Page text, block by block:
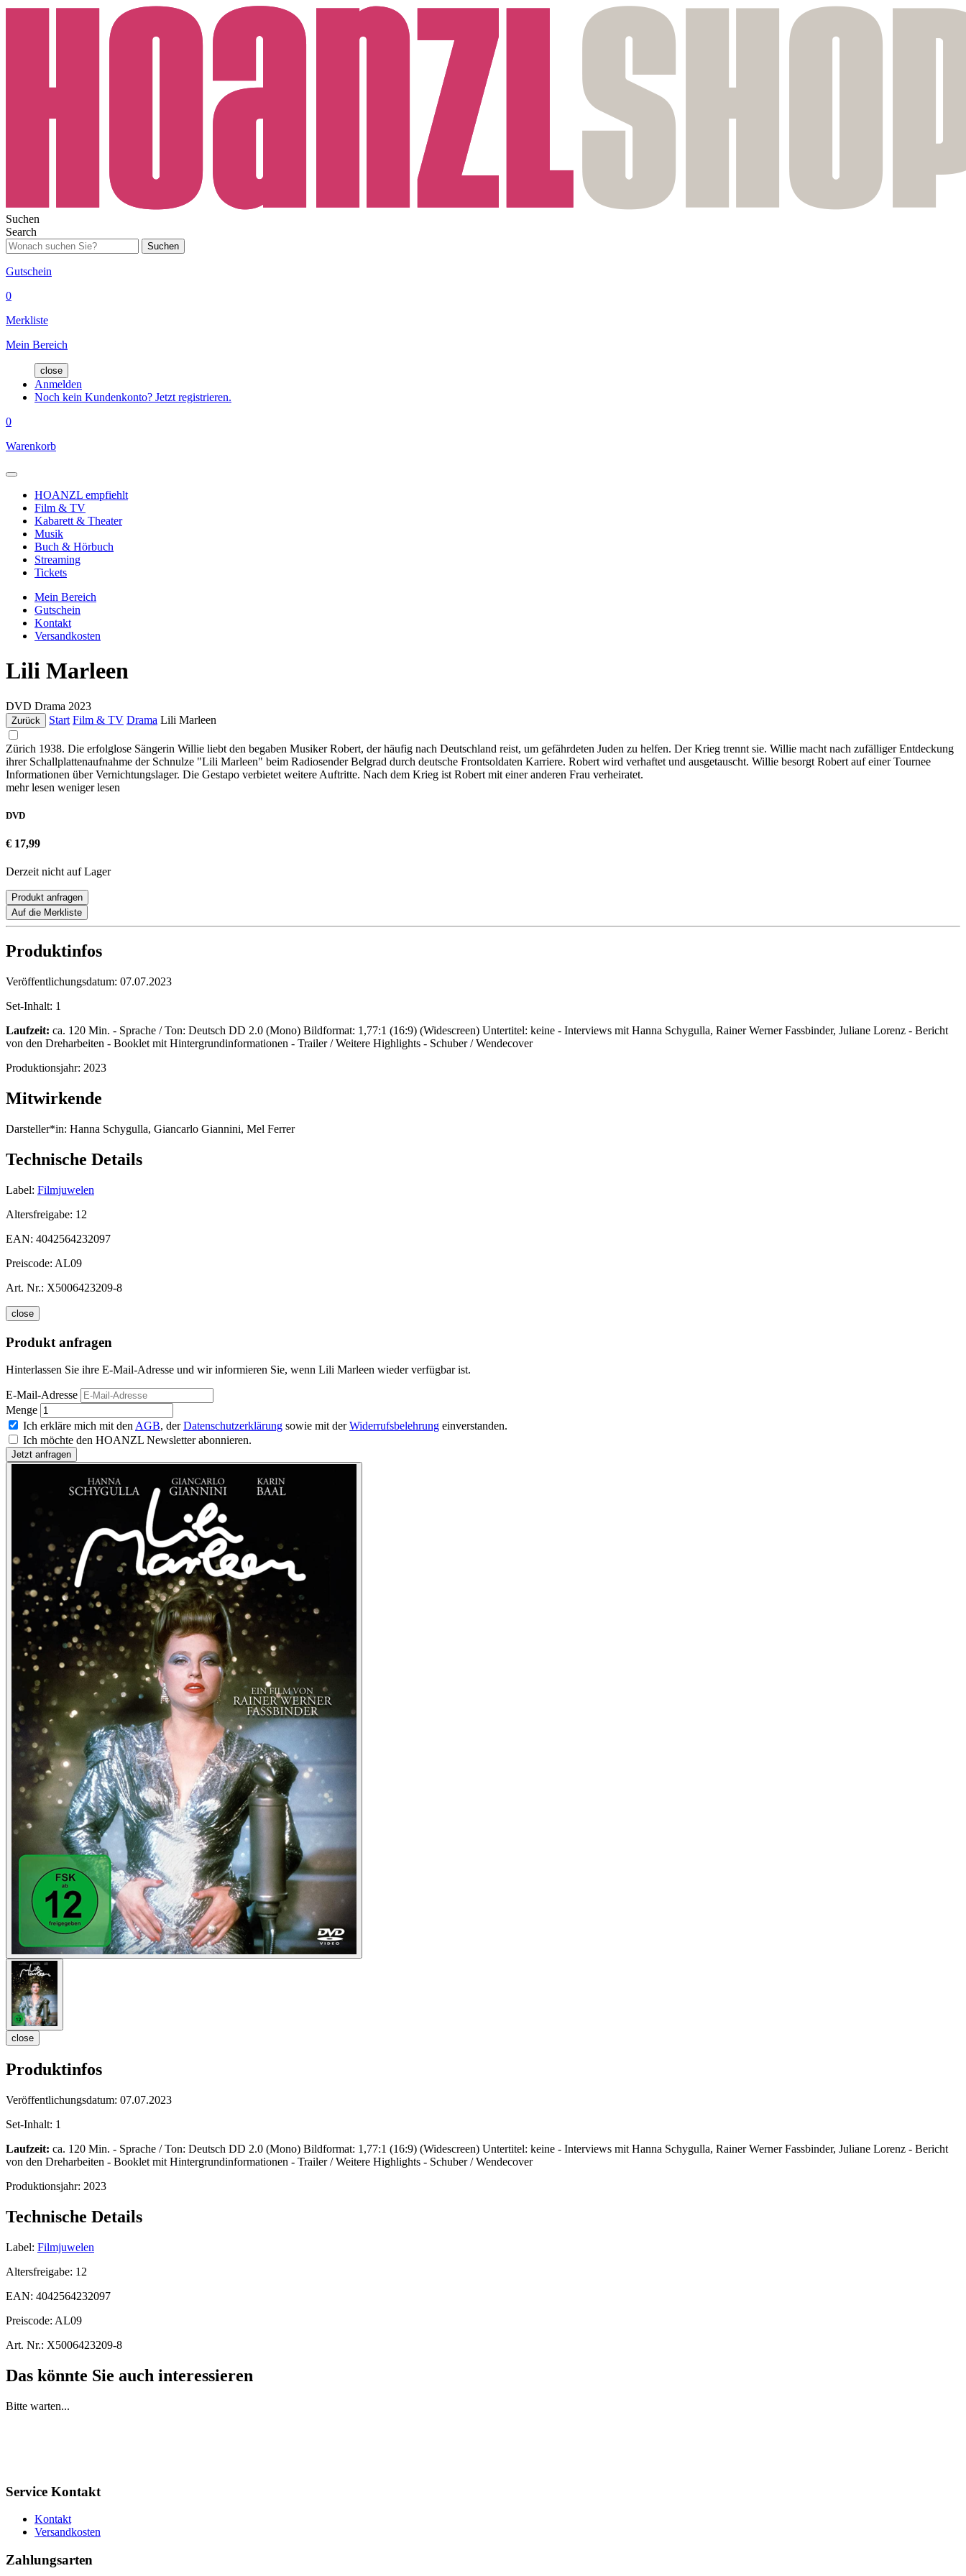
Suchen
Search
Suchen
Gutschein
0
Merkliste
Mein Bereich
close
Anmelden
Noch kein Kundenkonto? Jetzt registrieren.
0
Warenkorb
HOANZL empfiehlt
Film & TV
Kabarett & Theater
Musik
Buch & Hörbuch
Streaming
Tickets
Mein Bereich
Gutschein
Kontakt
Versandkosten
Lili Marleen
DVD Drama 2023
Zurück Start Film & TV Drama Lili Marleen
Zürich 1938. Die erfolglose Sängerin Willie liebt den begaben Musiker Robert, der häufig nach Deutschland reist, um gefährdeten Juden zu helfen. Der Krieg trennt sie. Willie macht nach zufälliger Entdeckung
ihrer Schallplattenaufnahme der Schnulze "Lili Marleen" beim Radiosender Belgrad durch deutsche Frontsoldaten Karriere. Robert wird verhaftet und ausgetauscht. Willie besorgt Robert auf einer Tournee
Informationen über Vernichtungslager. Die Gestapo verbietet weitere Auftritte. Nach dem Krieg ist Robert mit einer anderen Frau verheiratet.
mehr lesen weniger lesen
DVD
€ 17,99
Derzeit nicht auf Lager
Produkt anfragen
Auf die Merkliste
Produktinfos
Veröffentlichungsdatum: 07.07.2023
Set-Inhalt: 1
Laufzeit: ca. 120 Min. - Sprache / Ton: Deutsch DD 2.0 (Mono) Bildformat: 1,77:1 (16:9) (Widescreen) Untertitel: keine - Interviews mit Hanna Schygulla, Rainer Werner Fassbinder, Juliane Lorenz - Bericht
von den Dreharbeiten - Booklet mit Hintergrundinformationen - Trailer / Weitere Highlights - Schuber / Wendecover
Produktionsjahr: 2023
Mitwirkende
Darsteller*in: Hanna Schygulla, Giancarlo Giannini, Mel Ferrer
Technische Details
Label: Filmjuwelen
Altersfreigabe: 12
EAN: 4042564232097
Preiscode: AL09
Art. Nr.: X5006423209-8
close
Produkt anfragen
Hinterlassen Sie ihre E-Mail-Adresse und wir informieren Sie, wenn Lili Marleen wieder verfügbar ist.
E-Mail-Adresse
Menge
Ich erkläre mich mit den AGB, derDatenschutzerklärung sowie mit derWiderrufsbelehrung einverstanden.
Ich möchte den HOANZL Newsletter abonnieren.
close
Produktinfos
Veröffentlichungsdatum: 07.07.2023
Set-Inhalt: 1
Laufzeit: ca. 120 Min. - Sprache / Ton: Deutsch DD 2.0 (Mono) Bildformat: 1,77:1 (16:9) (Widescreen) Untertitel: keine - Interviews mit Hanna Schygulla, Rainer Werner Fassbinder, Juliane Lorenz - Bericht
von den Dreharbeiten - Booklet mit Hintergrundinformationen - Trailer / Weitere Highlights - Schuber / Wendecover
Produktionsjahr: 2023
Technische Details
Label: Filmjuwelen
Altersfreigabe: 12
EAN: 4042564232097
Preiscode: AL09
Art. Nr.: X5006423209-8
Das könnte Sie auch interessieren
Bitte warten...
Service Kontakt
Kontakt
Versandkosten
Zahlungsarten